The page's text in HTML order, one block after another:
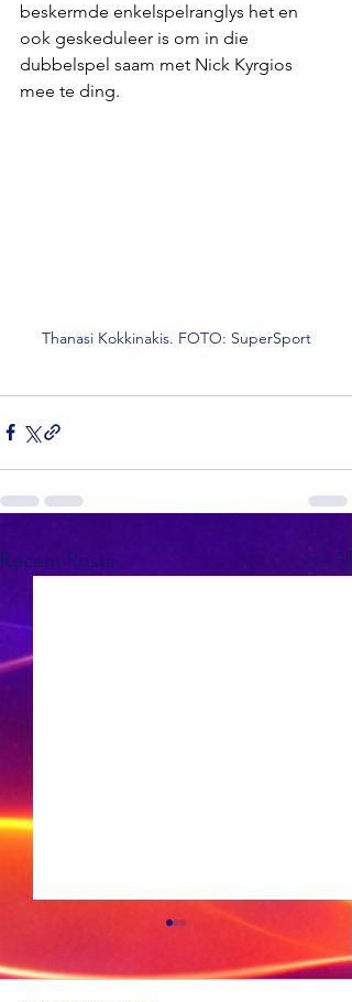
beskermde enkelspelranglys het en
ook geskeduleer is om in die
dubbelspel saam met Nick Kyrgios
mee te ding.
Thanasi Kokkinakis. FOTO: SuperSport
Recent Posts See All